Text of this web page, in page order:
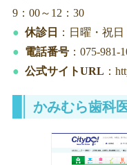
9：00～12：30
休診日
：日曜・祝日
電話番号 ：075-981-
公式サイトURL ：
かみむら歯科